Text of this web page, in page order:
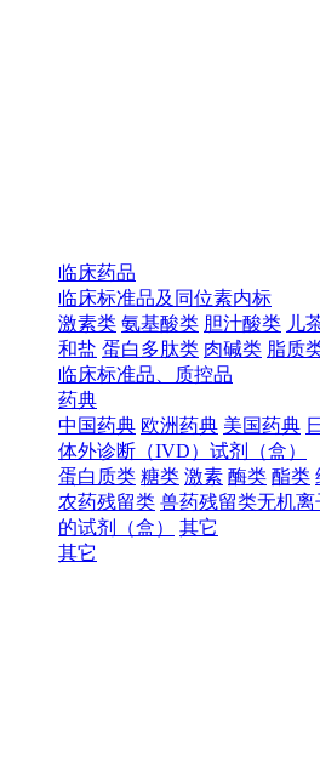
临床药品
临床标准品及同位素内标
激素类 氨基酸类 胆汁酸类 儿
和盐 蛋白多肽类 肉碱类 脂质
临床标准品、质控品
药典
中国药典 欧洲药典 美国药典
体外诊断（IVD）试剂（盒）
蛋白质类 糖类 激素 酶类 酯类
农药残留类 兽药残留类无机离
的试剂（盒）
其它
其它